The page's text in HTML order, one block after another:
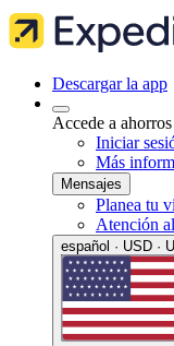
Descargar la app
Accede a
Iniciar
Más
Mensajes
Planea tu
Atención
español · USD ·